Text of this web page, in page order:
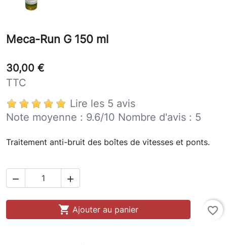
Meca-Run G 150 ml
30,00 €
TTC
Lire les 5 avis
Note moyenne : 9.6/10 Nombre d'avis : 5
Traitement anti-bruit des boîtes de vitesses et ponts.
 
 Ajouter au panier favorite_border